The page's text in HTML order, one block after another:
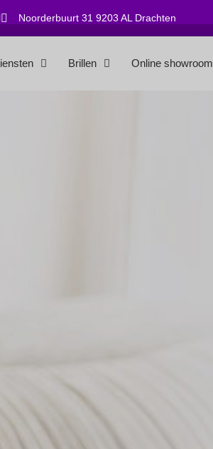
Noorderbuurt 31 9203 AL Drachten
Brillen Online showroom